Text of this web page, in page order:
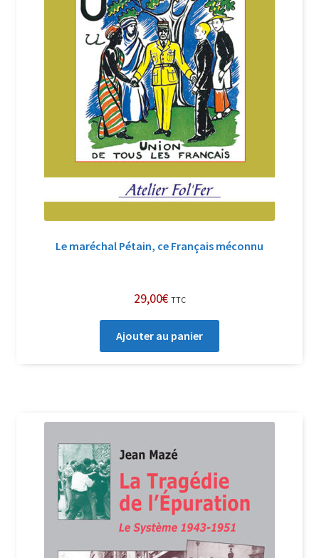
Nous Contacter
Politique de confidentialité et cookies
Qui sommes-nous ?
Soutien à Philippe Randa
Suivi de la Commande
Le maréchal Pétain, ce Français méconnu
29,00€ TTC
Ajouter au panier